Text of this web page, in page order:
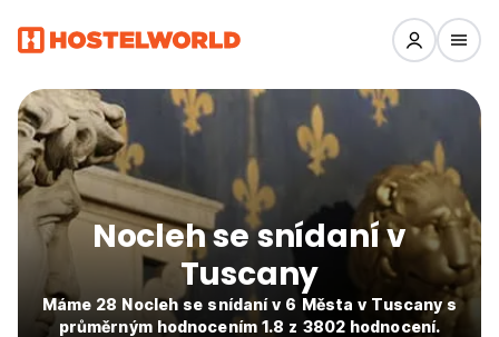
Nocleh se snídaní v
Tuscany
Máme 28 Nocleh se snídaní v 6 Města v Tuscany s
průměrným hodnocením 1.8 z 3802 hodnocení.